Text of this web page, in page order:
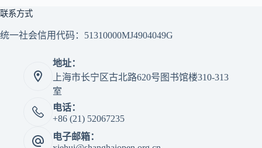
联系方式
统一社会信用代码：51310000MJ4904049G
地址：
上海市长宁区古北路620号图书馆楼310-313
室
电话：
+86 (21) 52067235
电子邮箱：